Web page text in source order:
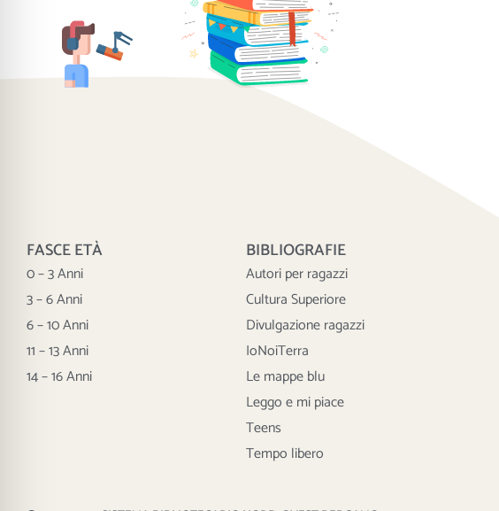
FASCE ETÀ
0 – 3 Anni
3 – 6 Anni
6 – 10 Anni
11 – 13 Anni
14 – 16 Anni
BIBLIOGRAFIE
Autori per ragazzi
Cultura Superiore
Divulgazione ragazzi
IoNoiTerra
Le mappe blu
Leggo e mi piace
Teens
Tempo libero